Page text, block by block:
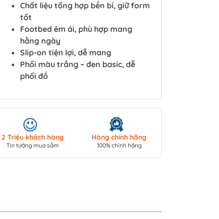
Chất liệu tổng hợp bền bỉ, giữ form
tốt
Footbed êm ái, phù hợp mang
hằng ngày
Slip-on tiện lợi, dễ mang
Phối màu trắng – đen basic, dễ
phối đồ
2 Triệu khách hàng
Tin tưởng mua sắm
Hàng chính hãng
100% chính hãng